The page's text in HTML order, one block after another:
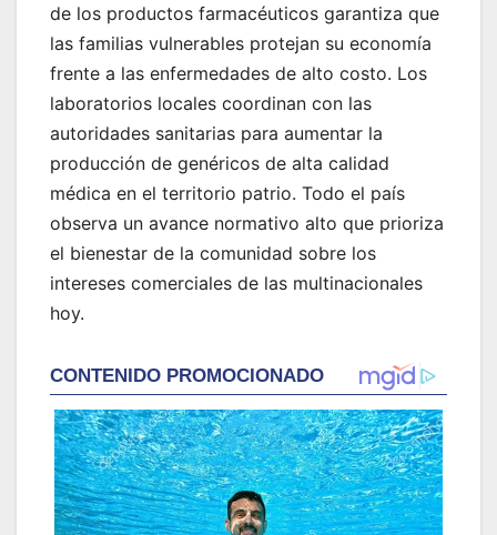
de los productos farmacéuticos garantiza que
las familias vulnerables protejan su economía
frente a las enfermedades de alto costo. Los
laboratorios locales coordinan con las
autoridades sanitarias para aumentar la
producción de genéricos de alta calidad
médica en el territorio patrio. Todo el país
observa un avance normativo alto que prioriza
el bienestar de la comunidad sobre los
intereses comerciales de las multinacionales
hoy.